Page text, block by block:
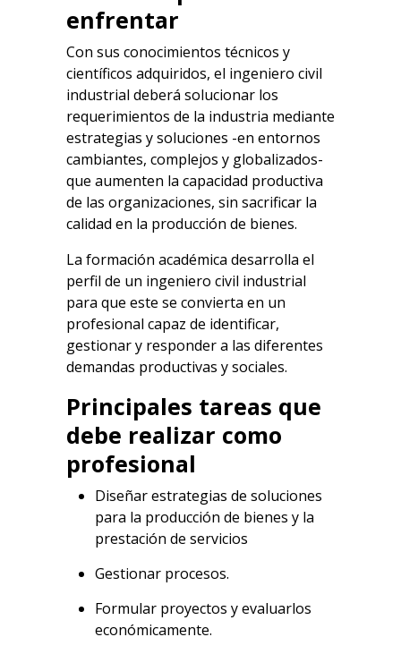
enfrentar
Con sus conocimientos técnicos y
científicos adquiridos, el ingeniero civil
industrial deberá solucionar los
requerimientos de la industria mediante
estrategias y soluciones -en entornos
cambiantes, complejos y globalizados-
que aumenten la capacidad productiva
de las organizaciones, sin sacrificar la
calidad en la producción de bienes.
La formación académica desarrolla el
perfil de un ingeniero civil industrial
para que este se convierta en un
profesional capaz de identificar,
gestionar y responder a las diferentes
demandas productivas y sociales.
Principales tareas que
debe realizar como
profesional
Diseñar estrategias de soluciones
para la producción de bienes y la
prestación de servicios
Gestionar procesos.
Formular proyectos y evaluarlos
económicamente.